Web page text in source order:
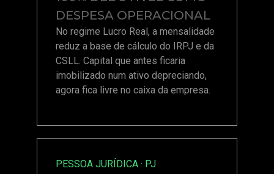
DESPESA OPERACIONAL
No regime Lucro Real, a mensalidade
reduz a base de cálculo do IRPJ e da
CSLL. Capital que antes ficaria
imobilizado num ativo depreciando,
agora fica livre no caixa da empresa.
PESSOA JURÍDICA · PJ